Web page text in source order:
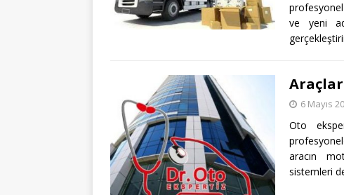
ve yeni
6 Mayıs
Oto
aracın
sistemleri